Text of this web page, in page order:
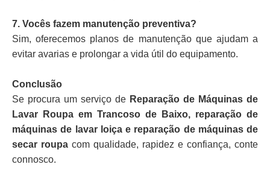
7. Vocês fazem manutenção preventiva?
Sim, oferecemos planos de manutenção que ajudam a
evitar avarias e prolongar a vida útil do equipamento.
Conclusão
Se procura um serviço de Reparação de Máquinas de
Lavar Roupa em Trancoso de Baixo, reparação de
máquinas de lavar loiça e reparação de máquinas de
secar roupa com qualidade, rapidez e confiança, conte
connosco.